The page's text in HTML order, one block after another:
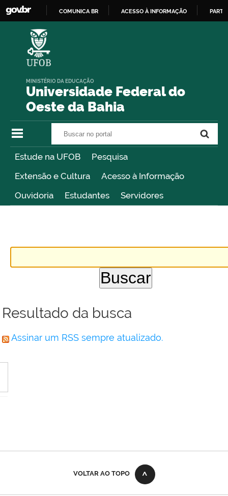
COMUNICA BR ACESSO À INFORMAÇÃO
Universidade Federal do
Oeste da Bahia
MINISTÉRIO DA EDUCAÇÃO
Estude na UFOB
Pesquisa
Extensão e Cultura
Acesso à Informação
Ouvidoria
Estudantes Servidores
Resultado da busca
Assinar um RSS sempre atualizado.
VOLTAR AO TOPO